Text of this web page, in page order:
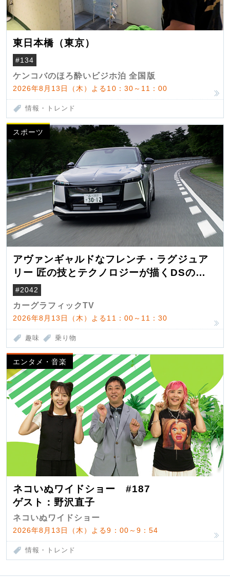
東日本橋（東京）
#134
ケンコバのほろ酔いビジホ泊 全国版
2026年8月13日（木）よる10：30～11：00
情報・トレンド
スポーツ
アヴァンギャルドなフレンチ・ラグジュア
リー 匠の技とテクノロジーが描くDSの世
界観
#2042
カーグラフィックTV
2026年8月13日（木）よる11：00～11：30
趣味 乗り物
エンタメ・音楽
ネコいぬワイドショー #187
ゲスト：野沢直子
ネコいぬワイドショー
2026年8月13日（木）よる9：00～9：54
情報・トレンド